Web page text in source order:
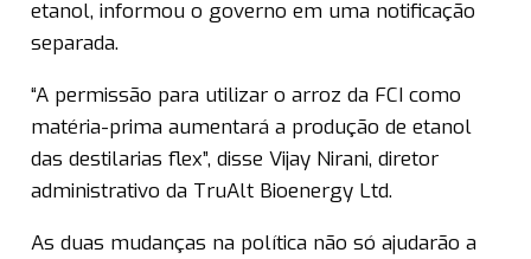
etanol, informou o governo em uma notificação
separada.
“A permissão para utilizar o arroz da FCI como
matéria-prima aumentará a produção de etanol
das destilarias flex”, disse Vijay Nirani, diretor
administrativo da TruAlt Bioenergy Ltd.
As duas mudanças na política não só ajudarão a